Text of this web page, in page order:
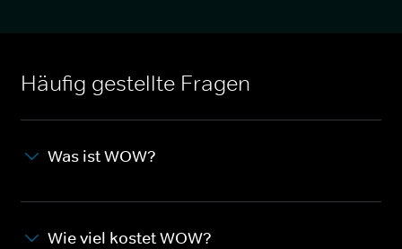
Häufig gestellte Fragen
Was ist WOW?
Wie viel kostet WOW?